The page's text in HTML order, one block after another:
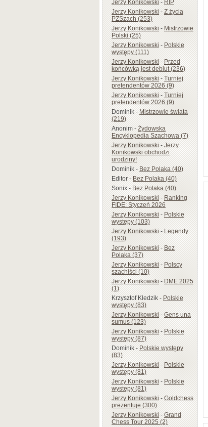
Jerzy Konikowski-RIP
Jerzy Konikowski-Z życia
PZSzach (253)
Jerzy Konikowski-Mistrzowie
Polski (25)
Jerzy Konikowski-Polskie
występy (111)
Jerzy Konikowski-Przed
końcówką jest debiut (236)
Jerzy Konikowski-Turniej
pretendentów 2026 (9)
Jerzy Konikowski-Turniej
pretendentów 2026 (9)
Dominik-Mistrzowie świata
(219)
Anonim-Żydowska
Encyklopedia Szachowa (7)
Jerzy Konikowski-Jerzy
Konikowski obchodzi
urodziny!
Dominik-Bez Polaka (40)
Editor-Bez Polaka (40)
Sonix-Bez Polaka (40)
Jerzy Konikowski-Ranking
FIDE: Styczeń 2026
Jerzy Konikowski-Polskie
występy (103)
Jerzy Konikowski-Legendy
(193)
Jerzy Konikowski-Bez
Polaka (37)
Jerzy Konikowski-Polscy
szachiści (10)
Jerzy Konikowski-DME 2025
(1)
Krzysztof Kledzik-Polskie
występy (83)
Jerzy Konikowski-Gens una
sumus (123)
Jerzy Konikowski-Polskie
występy (87)
Dominik-Polskie występy
(83)
Jerzy Konikowski-Polskie
występy (81)
Jerzy Konikowski-Polskie
występy (81)
Jerzy Konikowski-Goldchess
prezentuje (300)
Jerzy Konikowski-Grand
Chess Tour 2025 (2)